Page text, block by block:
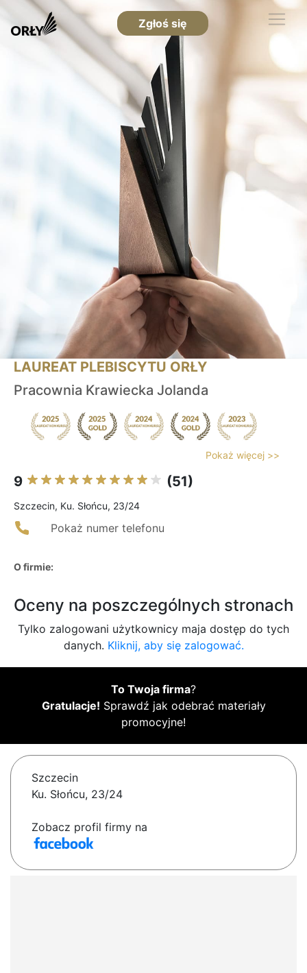
Zgłoś się
LAUREAT PLEBISCYTU ORŁY
Pracownia Krawiecka Jolanda
Pokaż więcej >>
9 (51)
Szczecin, Ku. Słońcu, 23/24
Pokaż numer telefonu
O firmie:
Oceny na poszczególnych stronach
Tylko zalogowani użytkownicy maja dostęp do tych
danych. Kliknij, aby się zalogować.
To Twoja firma?
Gratulacje! Sprawdź jak odebrać materiały
promocyjne!
Szczecin
Ku. Słońcu, 23/24
Zobacz profil firmy na